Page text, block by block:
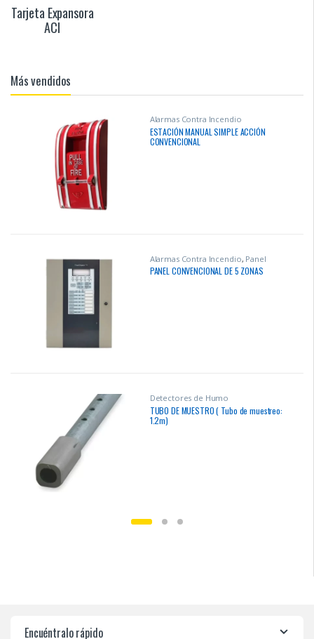
Tarjeta Expansora
ACI
Más vendidos
Alarmas Contra Incendio
ESTACIÓN MANUAL SIMPLE ACCIÓN
CONVENCIONAL
Alarmas Contra Incendio, Panel
Contra Incendio,Seguridad
PANEL CONVENCIONAL DE 5 ZONAS
Detectores de Humo
TUBO DE MUESTRO ( Tubo de muestreo:
1.2m)
Encuéntralo rápido